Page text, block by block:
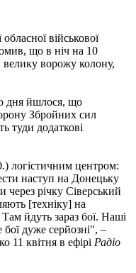
військової
що в ніч на 10
велику ворожу колону,
дня йшлося, що
Збройних сил
туди додаткові
) логістичним центром:
наступ на Донецьку
через річку Сіверський
[техніку] на
йдуть зараз бої. Наші
дуже серйозні", –
11 квітня в ефірі Радіо